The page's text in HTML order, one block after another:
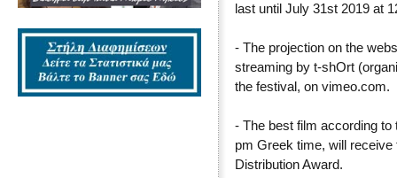
last until July 31st 2019 at
- The projection on the
streaming by t-shOrt
the festival, on vimeo.com.
- The best film according
pm Greek time, will
Distribution Award.